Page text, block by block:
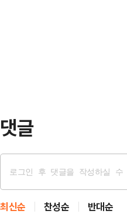
댓글
최신순 찬성순 반대순